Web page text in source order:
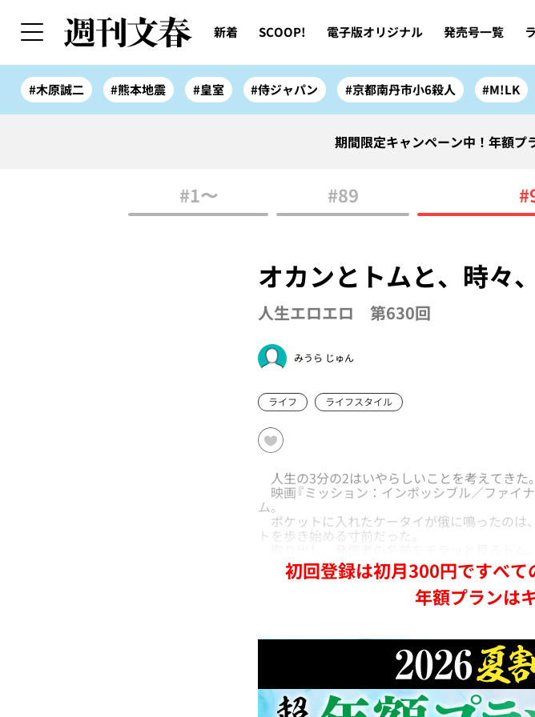
新着 SCOOP! 電子版オリジナル 発売号一覧
#木原誠二 #熊本地震 #皇室 #侍ジャパン #京都南丹市小6殺人 #M!LK
期間限定キャンペーン中！年額プ
#1〜 #89
オカンとトムと、時々
人生エロエロ 第630回
みうら じゅん
ライフ ライフスタイル
人生の3分の2はいやらしいことを考えてきた。
映画『ミッション：インポッシブル／ファイ
ム。
ポケットに入れたケータイが俄に鳴ったのは
トを歩き始める寸前だった。
初回登録は初月300円ですべて
年額プランは